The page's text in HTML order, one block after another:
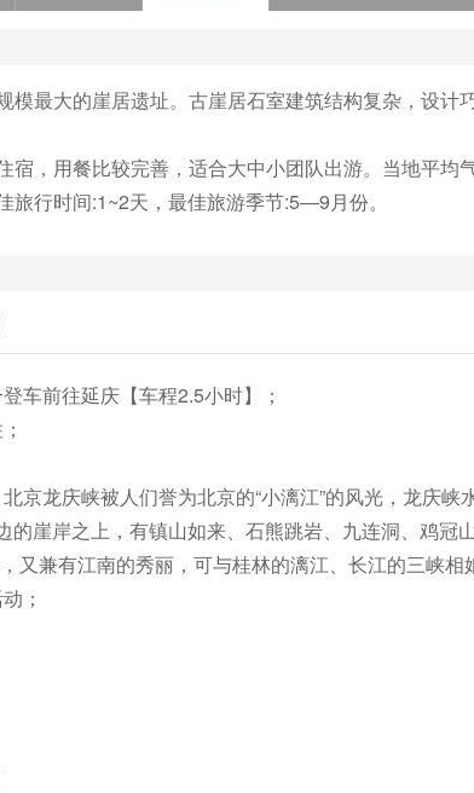
最大的崖居遗址。古崖居石室建筑结构复杂，设
，用餐比较完善，适合大中小团队出游。当地平
行时间:1~2天，最佳旅游季节:5—9月份。
车前往延庆【车程2.5小时】；
京龙庆峡被人们誉为北京的“小漓江”的风光，龙庆
的崖岸之上，有镇山如来、石熊跳岩、九连洞、鸡
又兼有江南的秀丽，可与桂林的漓江、长江的三峡相
；